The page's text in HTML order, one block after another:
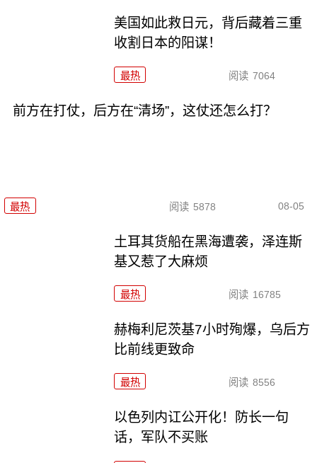
美国如此救日元，背后藏着三重
收割日本的阳谋！
最热 阅读 7064
前方在打仗，后方在“清场”，这仗还怎么打？
最热 阅读 5878 08-05
土耳其货船在黑海遭袭，泽连斯
基又惹了大麻烦
最热 阅读 16785
赫梅利尼茨基7小时殉爆，乌后方
比前线更致命
最热 阅读 8556
以色列内讧公开化！防长一句
话，军队不买账